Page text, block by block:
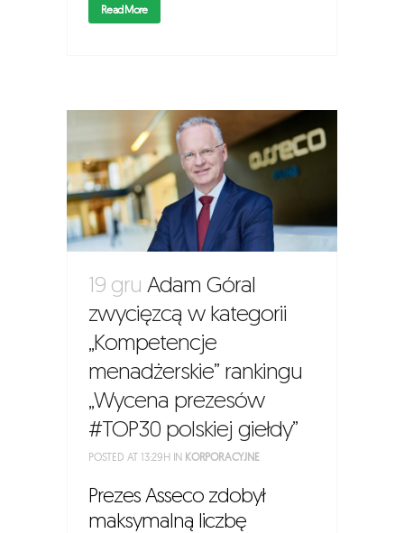
Read More
19 gru Adam Góral
zwycięzcą w kategorii
„Kompetencje
menadżerskie” rankingu
„Wycena prezesów
#TOP30 polskiej giełdy”
POSTED AT 13:29H IN KORPORACYJNE
Prezes Asseco zdobył
maksymalną liczbę